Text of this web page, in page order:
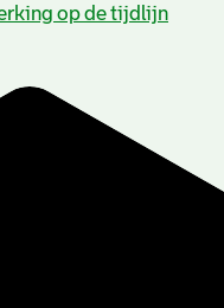
op de tijdlijn